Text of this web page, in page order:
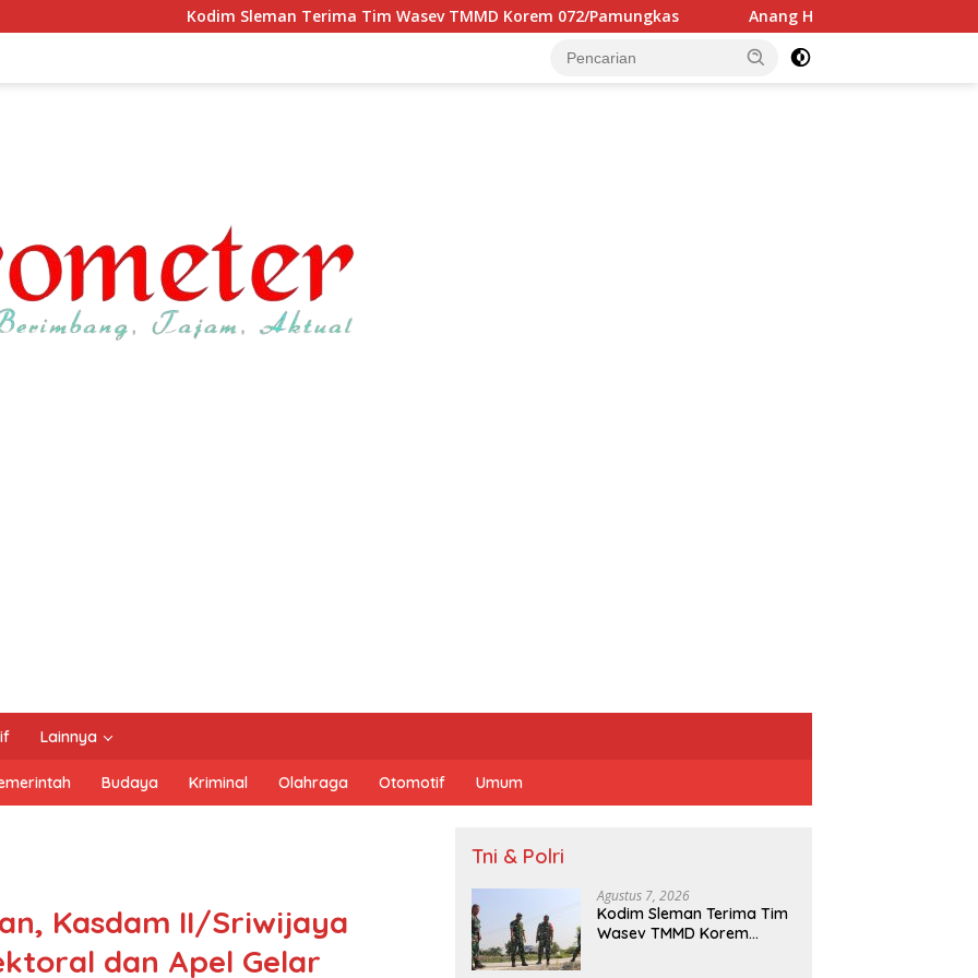
Kodim Sleman Terima Tim Wasev TMMD Korem 072/Pamungkas Anang Hermansyah Resmi Melanjutkan S3 UNAIR
Lainnya
Budaya Kriminal Olahraga Otomotif Umum
Kasdam II/Sriwijaya
dan Apel Gelar
Tni & Polri
Agustus 7, 2026
Kodim Sleman Terima Tim
Wasev TMMD Korem